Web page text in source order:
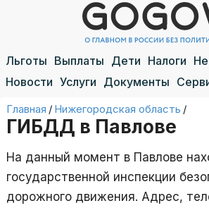
Льготы Выплаты Дети Налоги
Новости Услуги Документы
Главная / Нижегородская область /
ГИБДД в Павлове
На данный момент в Павлове
государственной инспекции
дорожного движения. Адрес,